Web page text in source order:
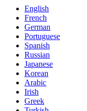
English
French
German
Portuguese
Spanish
Russian
Japanese
Korean
Arabic
Irish
Greek